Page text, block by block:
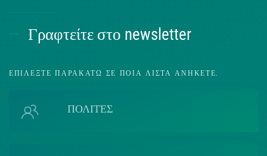
Γραφτείτε στο newsletter
ΕΠΙΛΈΞΤΕ ΠΑΡΑΚΆΤΩ ΣΕ ΠΟΙΑ ΛΊΣΤΑ ΑΝΉΚΕΤΕ.
ΠΟΛΙΤΕΣ